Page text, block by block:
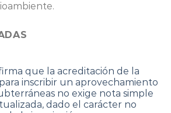
que la acreditación de la
inscribir un aprovechamiento
no exige nota simple
dado el carácter no